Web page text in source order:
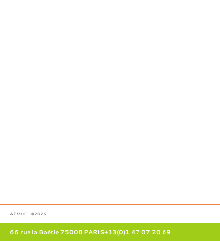
AEMIC – ©2026
66 rue la Boétie 75008 PARIS+33(0)1 47 07 20 69